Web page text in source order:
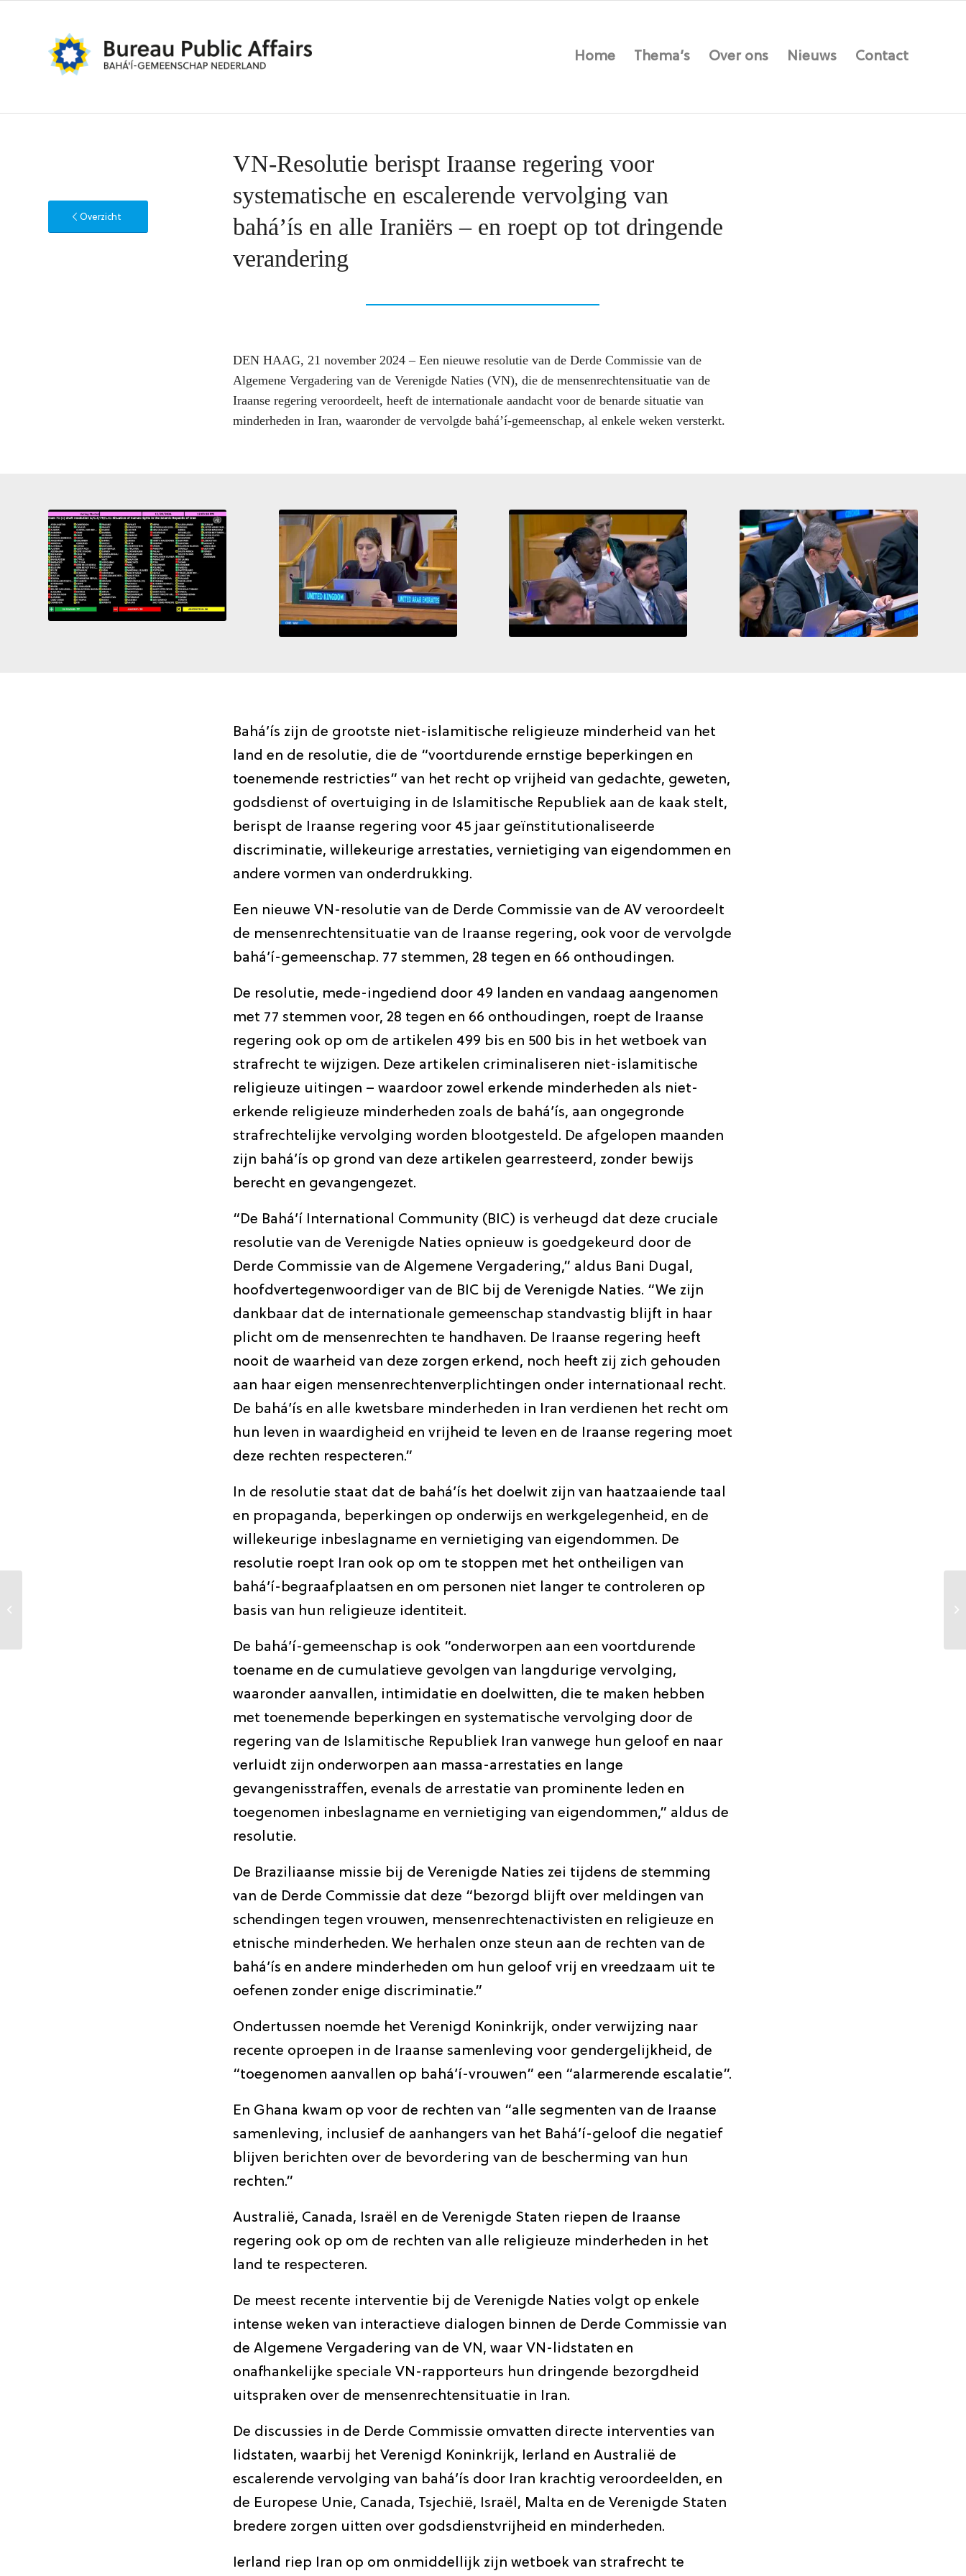
Home Thema’s Over ons Nieuws Contact
Overzicht
VN-Resolutie berispt Iraanse regering voor
systematische en escalerende vervolging van
bahá’ís en alle Iraniërs – en roept op tot dringende
verandering
DEN HAAG, 21 november 2024 – Een nieuwe resolutie van de Derde Commissie van de
Algemene Vergadering van de Verenigde Naties (VN), die de mensenrechtensituatie van de
Iraanse regering veroordeelt, heeft de internationale aandacht voor de benarde situatie van
minderheden in Iran, waaronder de vervolgde bahá’í-gemeenschap, al enkele weken versterkt.
Bahá’ís zijn de grootste niet-islamitische religieuze minderheid van het
land en de resolutie, die de “voortdurende ernstige beperkingen en
toenemende restricties” van het recht op vrijheid van gedachte, geweten,
godsdienst of overtuiging in de Islamitische Republiek aan de kaak stelt,
berispt de Iraanse regering voor 45 jaar geïnstitutionaliseerde
discriminatie, willekeurige arrestaties, vernietiging van eigendommen en
andere vormen van onderdrukking.
Een nieuwe VN-resolutie van de Derde Commissie van de AV veroordeelt
de mensenrechtensituatie van de Iraanse regering, ook voor de vervolgde
bahá’í-gemeenschap. 77 stemmen, 28 tegen en 66 onthoudingen.
De resolutie, mede-ingediend door 49 landen en vandaag aangenomen
met 77 stemmen voor, 28 tegen en 66 onthoudingen, roept de Iraanse
regering ook op om de artikelen 499 bis en 500 bis in het wetboek van
strafrecht te wijzigen. Deze artikelen criminaliseren niet-islamitische
religieuze uitingen – waardoor zowel erkende minderheden als niet-
erkende religieuze minderheden zoals de bahá’ís, aan ongegronde
strafrechtelijke vervolging worden blootgesteld. De afgelopen maanden
zijn bahá’ís op grond van deze artikelen gearresteerd, zonder bewijs
berecht en gevangengezet.
“De Bahá’í International Community (BIC) is verheugd dat deze cruciale
resolutie van de Verenigde Naties opnieuw is goedgekeurd door de
Derde Commissie van de Algemene Vergadering,” aldus Bani Dugal,
hoofdvertegenwoordiger van de BIC bij de Verenigde Naties. “We zijn
dankbaar dat de internationale gemeenschap standvastig blijft in haar
plicht om de mensenrechten te handhaven. De Iraanse regering heeft
nooit de waarheid van deze zorgen erkend, noch heeft zij zich gehouden
aan haar eigen mensenrechtenverplichtingen onder internationaal recht.
De bahá’ís en alle kwetsbare minderheden in Iran verdienen het recht om
hun leven in waardigheid en vrijheid te leven en de Iraanse regering moet
deze rechten respecteren.”
In de resolutie staat dat de bahá’ís het doelwit zijn van haatzaaiende taal
en propaganda, beperkingen op onderwijs en werkgelegenheid, en de
willekeurige inbeslagname en vernietiging van eigendommen. De
resolutie roept Iran ook op om te stoppen met het ontheiligen van
bahá’í-begraafplaatsen en om personen niet langer te controleren op
basis van hun religieuze identiteit.
De bahá’í-gemeenschap is ook “onderworpen aan een voortdurende
toename en de cumulatieve gevolgen van langdurige vervolging,
waaronder aanvallen, intimidatie en doelwitten, die te maken hebben
met toenemende beperkingen en systematische vervolging door de
regering van de Islamitische Republiek Iran vanwege hun geloof en naar
verluidt zijn onderworpen aan massa-arrestaties en lange
gevangenisstraffen, evenals de arrestatie van prominente leden en
toegenomen inbeslagname en vernietiging van eigendommen,” aldus de
resolutie.
De Braziliaanse missie bij de Verenigde Naties zei tijdens de stemming
van de Derde Commissie dat deze “bezorgd blijft over meldingen van
schendingen tegen vrouwen, mensenrechtenactivisten en religieuze en
etnische minderheden. We herhalen onze steun aan de rechten van de
bahá’ís en andere minderheden om hun geloof vrij en vreedzaam uit te
oefenen zonder enige discriminatie.”
Ondertussen noemde het Verenigd Koninkrijk, onder verwijzing naar
recente oproepen in de Iraanse samenleving voor gendergelijkheid, de
“toegenomen aanvallen op bahá’í-vrouwen” een “alarmerende escalatie”.
En Ghana kwam op voor de rechten van “alle segmenten van de Iraanse
samenleving, inclusief de aanhangers van het Bahá’í-geloof die negatief
blijven berichten over de bevordering van de bescherming van hun
rechten.”
Australië, Canada, Israël en de Verenigde Staten riepen de Iraanse
regering ook op om de rechten van alle religieuze minderheden in het
land te respecteren.
De meest recente interventie bij de Verenigde Naties volgt op enkele
intense weken van interactieve dialogen binnen de Derde Commissie van
de Algemene Vergadering van de VN, waar VN-lidstaten en
onafhankelijke speciale VN-rapporteurs hun dringende bezorgdheid
uitspraken over de mensenrechtensituatie in Iran.
De discussies in de Derde Commissie omvatten directe interventies van
lidstaten, waarbij het Verenigd Koninkrijk, Ierland en Australië de
escalerende vervolging van bahá’ís door Iran krachtig veroordeelden, en
de Europese Unie, Canada, Tsjechië, Israël, Malta en de Verenigde Staten
bredere zorgen uitten over godsdienstvrijheid en minderheden.
Ierland riep Iran op om onmiddellijk zijn wetboek van strafrecht te